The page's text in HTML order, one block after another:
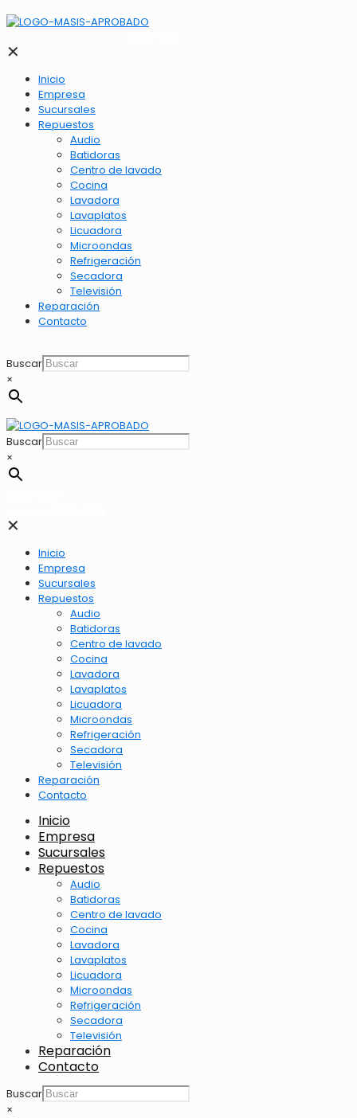
✕
Inicio
Empresa
Sucursales
Repuestos
Audio
Batidoras
Centro de lavado
Cocina
Lavadora
Lavaplatos
Licuadora
Microondas
Refrigeración
Secadora
Televisión
Reparación
Contacto
Buscar
×
Buscar
×
✕
Inicio
Empresa
Sucursales
Repuestos
Audio
Batidoras
Centro de lavado
Cocina
Lavadora
Lavaplatos
Licuadora
Microondas
Refrigeración
Secadora
Televisión
Reparación
Contacto
Inicio
Empresa
Sucursales
Repuestos
Audio
Batidoras
Centro de lavado
Cocina
Lavadora
Lavaplatos
Licuadora
Microondas
Refrigeración
Secadora
Televisión
Reparación
Contacto
Buscar
×